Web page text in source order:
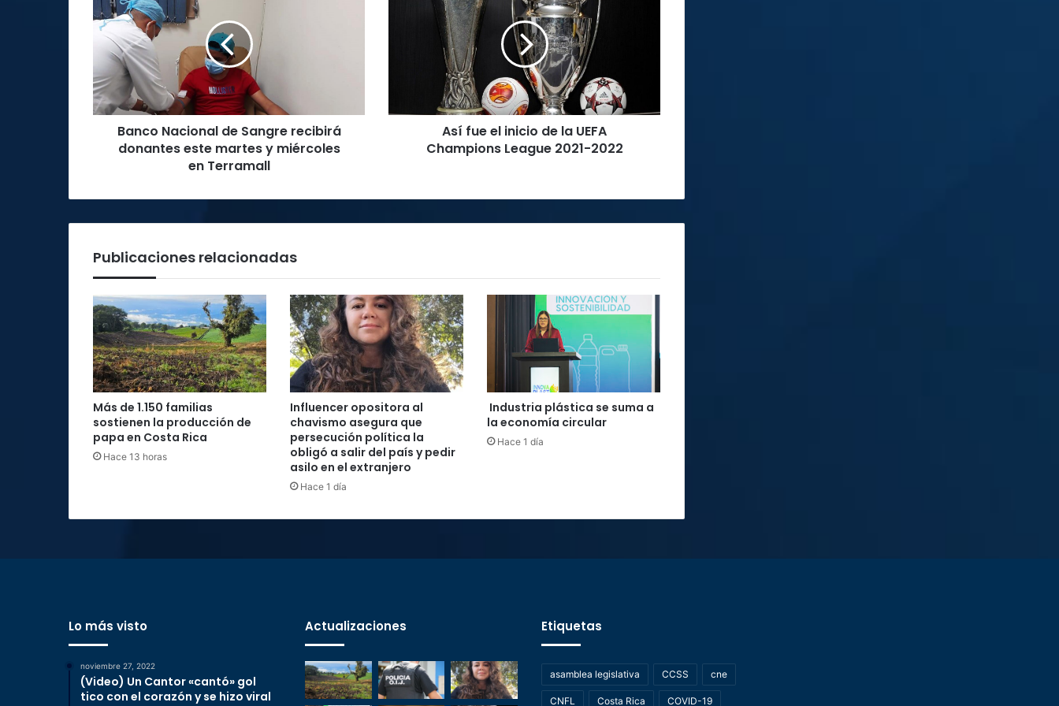
de
Sangre
recibirá
donantes
este
martes
y
miércolesBanco Nacional de Sangre recibirá
donantes este martes y miércoles
en Terramall
League
Así fue el inicio de la UEFA
Champions League 2021-2022
Publicaciones relacionadas
Más de 1.150 familias
sostienen la producción de
papa en Costa Rica
Hace 13 horas
Influencer opositora al
chavismo asegura que
persecución política la
obligó a salir del país y pedir
asilo en el extranjero
Hace 1 día
Industria plástica se suma a
la economía circular
Hace 1 día
Lo más visto
noviembre 27, 2022
(Video) Un Cantor «cantó» gol
tico con el corazón y se hizo viral
Actualizaciones Etiquetas
asamblea legislativa CCSS cne
CNFL Costa Rica COVID-19